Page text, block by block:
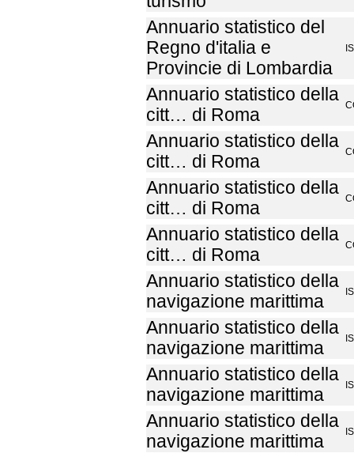
Annuario statistico del
Regno d'italia e
Provincie di Lombardia
Annuario statistico della
citt… di Roma
Annuario statistico della
citt… di Roma
Annuario statistico della
citt… di Roma
Annuario statistico della
citt… di Roma
Annuario statistico della
navigazione marittima
Annuario statistico della
navigazione marittima
Annuario statistico della
navigazione marittima
Annuario statistico della
navigazione marittima